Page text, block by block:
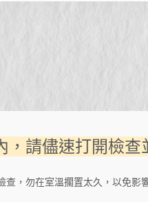
，請儘速打開檢
查，勿在室溫擱置太久，以免影